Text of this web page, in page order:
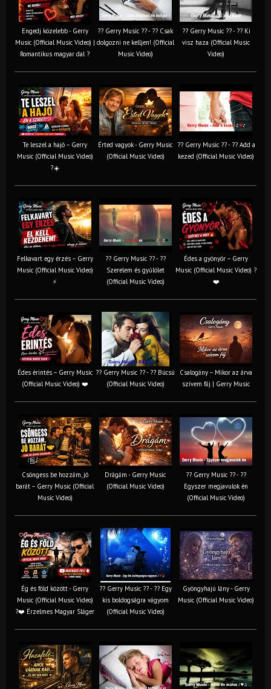
Engedj közelebb - Gerry
Music (Official Music Video) |
Romantikus magyar dal ?
?? Gerry Music ?? - ?? Csak
dolgozni ne kelljen! (Official
Music Video)
?? Gerry Music ?? - ?? Ki
visz haza (Official Music
Video)
Te leszel a hajó – Gerry
Music (Official Music Video)
?☀️
Érted vagyok - Gerry Music
(Official Music Video)
?? Gerry Music ?? - ?? Add a
kezed (Official Music Video)
Felkavart egy érzés – Gerry
Music (Official Music Video)
⚡
?? Gerry Music ?? - ??
Szerelem és gyűlölet
(Official Music Video)
Édes a gyönyör – Gerry
Music (Official Music Video) ?
❤️
Édes érintés – Gerry Music
(Official Music Video) ❤️
?? Gerry Music ?? - ?? Búcsú
(Official Music Video)
Csalogány – Mikor az árva
szívem fáj | Gerry Music
Csöngess be hozzám, jó
barát – Gerry Music (Official
Music Video)
Drágám - Gerry Music
(Official Music Video)
?? Gerry Music ?? - ??
Egyszer megjavulok én
(Official Music Video)
Ég és föld között - Gerry
Music (Official Music Video)
?❤️ Érzelmes Magyar Sláger
?? Gerry Music ?? - ?? Egy
kis boldogságra vágyom
(Official Music Video)
Gyöngyhajú lány - Gerry
Music (Official Music Video)